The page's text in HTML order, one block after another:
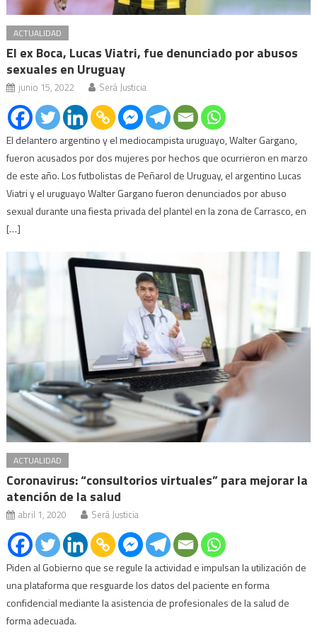
ACTUALIDAD
El ex Boca, Lucas Viatri, fue denunciado por abusos
sexuales en Uruguay
junio 15, 2022 Será Justicia
El delantero argentino y el mediocampista uruguayo, Walter Gargano,
fueron acusados por dos mujeres por hechos que ocurrieron en marzo
de este año. Los futbolistas de Peñarol de Uruguay, el argentino Lucas
Viatri y el uruguayo Walter Gargano fueron denunciados por abuso
sexual durante una fiesta privada del plantel en la zona de Carrasco, en
[…]
ACTUALIDAD
Coronavirus: “consultorios virtuales” para mejorar la
atención de la salud
abril 1, 2020 Será Justicia
Piden al Gobierno que se regule la actividad e impulsan la utilización de
una plataforma que resguarde los datos del paciente en forma
confidencial mediante la asistencia de profesionales de la salud de
forma adecuada.